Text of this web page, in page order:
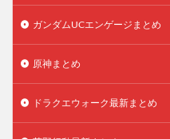
ガンダムUCエンゲージまとめ
原神まとめ
ドラクエウォーク最新まとめ